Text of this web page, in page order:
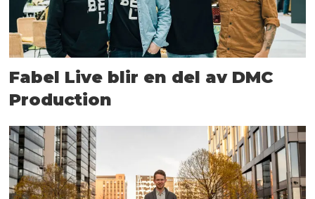
Fabel Live blir en del av DMC
Production